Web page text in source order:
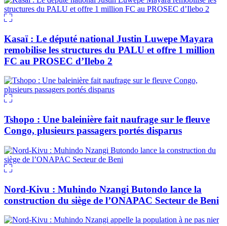
Kasaï : Le député national Justin Luwepe Mayara
remobilise les structures du PALU et offre 1 million
FC au PROSEC d’Ilebo 2
Tshopo : Une baleinière fait naufrage sur le fleuve
Congo, plusieurs passagers portés disparus
Nord-Kivu : Muhindo Nzangi Butondo lance la
construction du siège de l’ONAPAC Secteur de Beni